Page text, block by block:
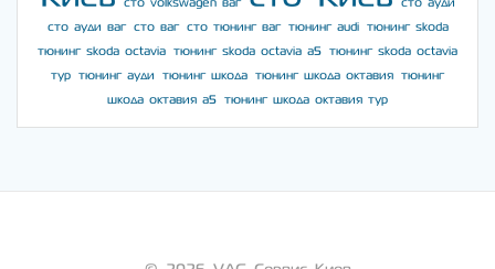
сто volkswagen ваг
сто ауди
сто ауди ваг
сто ваг сто тюнинг ваг тюнинг audi
тюнинг skoda
тюнинг skoda octavia
тюнинг skoda octavia a5
тюнинг skoda octavia
тур
тюнинг ауди тюнинг шкода тюнинг шкода октавия
тюнинг
шкода октавия а5
тюнинг шкода октавия тур